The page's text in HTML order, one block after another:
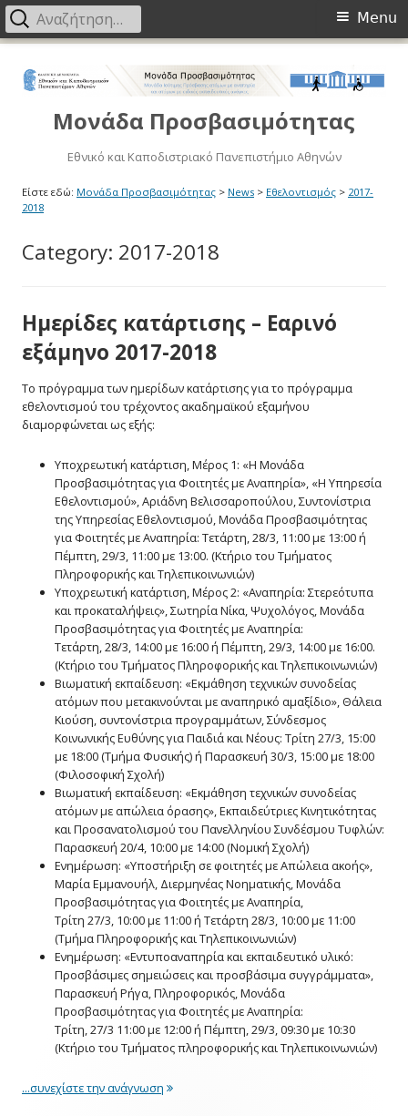
περιεχόμενο
Μονάδα Προσβασιμότητας
Εθνικό και Καποδιστριακό Πανεπιστήμιο Αθηνών
Primary
Menu
Menu
Αναζήτηση
Είστε εδώ: Μονάδα Προσβασιμότητας > News > Εθελοντισμός > 2017-
2018
Category: 2017-2018
Ημερίδες κατάρτισης – Εαρινό
εξάμηνο 2017-2018
Το πρόγραμμα των ημερίδων κατάρτισης για το πρόγραμμα
εθελοντισμού του τρέχοντος ακαδημαϊκού εξαμήνου
διαμορφώνεται ως εξής:
Υποχρεωτική κατάρτιση, Μέρος 1: «Η Μονάδα
Προσβασιμότητας για Φοιτητές με Αναπηρία», «Η Υπηρεσία
Εθελοντισμού», Αριάδνη Βελισσαροπούλου, Συντονίστρια
της Υπηρεσίας Εθελοντισμού, Μονάδα Προσβασιμότητας
για Φοιτητές με Αναπηρία: Τετάρτη, 28/3, 11:00 με 13:00 ή
Πέμπτη, 29/3, 11:00 με 13:00. (Κτήριο του Τμήματος
Πληροφορικής και Τηλεπικοινωνιών)
Υποχρεωτική κατάρτιση, Μέρος 2: «Αναπηρία: Στερεότυπα
και προκαταλήψεις», Σωτηρία Νίκα, Ψυχολόγος, Μονάδα
Προσβασιμότητας για Φοιτητές με Αναπηρία:
Τετάρτη, 28/3, 14:00 με 16:00 ή Πέμπτη, 29/3, 14:00 με 16:00.
(Κτήριο του Τμήματος Πληροφορικής και Τηλεπικοινωνιών)
Βιωματική εκπαίδευση: «Εκμάθηση τεχνικών συνοδείας
ατόμων που μετακινούνται με αναπηρικό αμαξίδιο», Θάλεια
Κιούση, συντονίστρια προγραμμάτων, Σύνδεσμος
Κοινωνικής Ευθύνης για Παιδιά και Νέους: Τρίτη 27/3, 15:00
με 18:00 (Τμήμα Φυσικής) ή Παρασκευή 30/3, 15:00 με 18:00
(Φιλοσοφική Σχολή)
Βιωματική εκπαίδευση: «Εκμάθηση τεχνικών συνοδείας
ατόμων με απώλεια όρασης», Εκπαιδεύτριες Κινητικότητας
και Προσανατολισμού του Πανελληνίου Συνδέσμου Τυφλών:
Παρασκευή 20/4, 10:00 με 14:00 (Νομική Σχολή)
Ενημέρωση: «Υποστήριξη σε φοιτητές με Απώλεια ακοής»,
Μαρία Εμμανουήλ, Διερμηνέας Νοηματικής, Μονάδα
Προσβασιμότητας για Φοιτητές με Αναπηρία,
Τρίτη 27/3, 10:00 με 11:00 ή Τετάρτη 28/3, 10:00 με 11:00
(Τμήμα Πληροφορικής και Τηλεπικοινωνιών)
Ενημέρωση: «Εντυποαναπηρία και εκπαιδευτικό υλικό:
Προσβάσιμες σημειώσεις και προσβάσιμα συγγράμματα»,
Παρασκευή Ρήγα, Πληροφορικός, Μονάδα
Προσβασιμότητας για Φοιτητές με Αναπηρία:
Τρίτη, 27/3 11:00 με 12:00 ή Πέμπτη, 29/3, 09:30 με 10:30
(Κτήριο του Τμήματος πληροφορικής και Τηλεπικοινωνιών)
...συνεχίστε την ανάγνωση "Ημερίδες κατάρτισης – Εαρινό εξάμηνο